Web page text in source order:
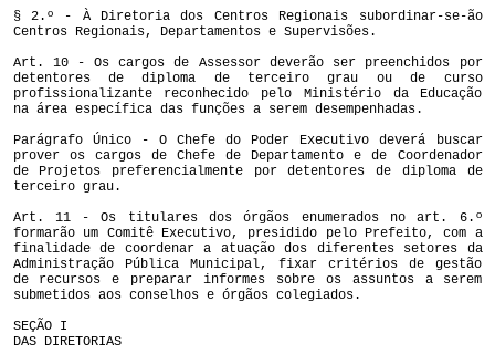
§ 2.º - À Diretoria dos Centros Regionais subordinar-se-ão
Centros Regionais, Departamentos e Supervisões.
Art. 10 - Os cargos de Assessor deverão ser preenchidos por
detentores de diploma de terceiro grau ou de curso
profissionalizante reconhecido pelo Ministério da Educação
na área específica das funções a serem desempenhadas.
Parágrafo Único - O Chefe do Poder Executivo deverá buscar
prover os cargos de Chefe de Departamento e de Coordenador
de Projetos preferencialmente por detentores de diploma de
terceiro grau.
Art. 11 - Os titulares dos órgãos enumerados no art. 6.º
formarão um Comitê Executivo, presidido pelo Prefeito, com a
finalidade de coordenar a atuação dos diferentes setores da
Administração Pública Municipal, fixar critérios de gestão
de recursos e preparar informes sobre os assuntos a serem
submetidos aos conselhos e órgãos colegiados.
SEÇÃO I
DAS DIRETORIAS